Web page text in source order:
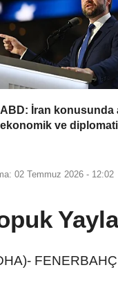
ABD: İran konusunda
ekonomik ve
02 Temmuz 2026 - 12:02